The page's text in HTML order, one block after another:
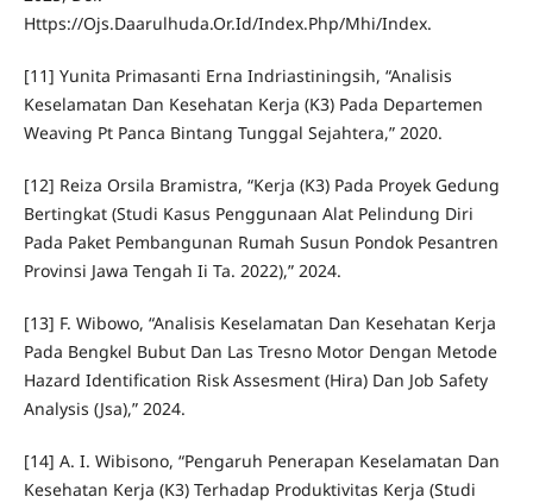
Https://Ojs.Daarulhuda.Or.Id/Index.Php/Mhi/Index.
[11] Yunita Primasanti Erna Indriastiningsih, “Analisis
Keselamatan Dan Kesehatan Kerja (K3) Pada Departemen
Weaving Pt Panca Bintang Tunggal Sejahtera,” 2020.
[12] Reiza Orsila Bramistra, “Kerja (K3) Pada Proyek Gedung
Bertingkat (Studi Kasus Penggunaan Alat Pelindung Diri
Pada Paket Pembangunan Rumah Susun Pondok Pesantren
Provinsi Jawa Tengah Ii Ta. 2022),” 2024.
[13] F. Wibowo, “Analisis Keselamatan Dan Kesehatan Kerja
Pada Bengkel Bubut Dan Las Tresno Motor Dengan Metode
Hazard Identification Risk Assesment (Hira) Dan Job Safety
Analysis (Jsa),” 2024.
[14] A. I. Wibisono, “Pengaruh Penerapan Keselamatan Dan
Kesehatan Kerja (K3) Terhadap Produktivitas Kerja (Studi